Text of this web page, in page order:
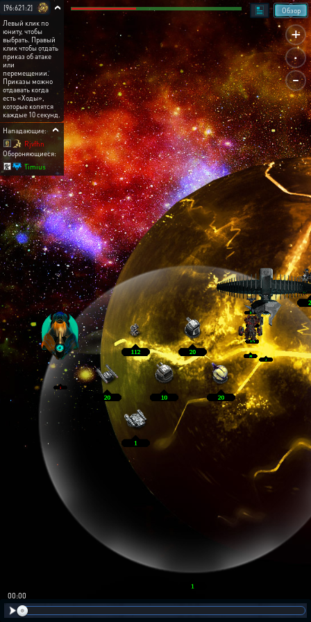
+
.
-
Обзор
[96:621:2]
Левый клик по
юниту, чтобы
выбрать. Правый
клик чтобы отдать
приказ об атаке
или
перемещении.
Приказы можно
отдавать когда
есть «Ходы»,
которые копятся
каждые 10 секунд.
Нападающие:
Rjvfhn
Обороняющиеся:
Timius
00:01